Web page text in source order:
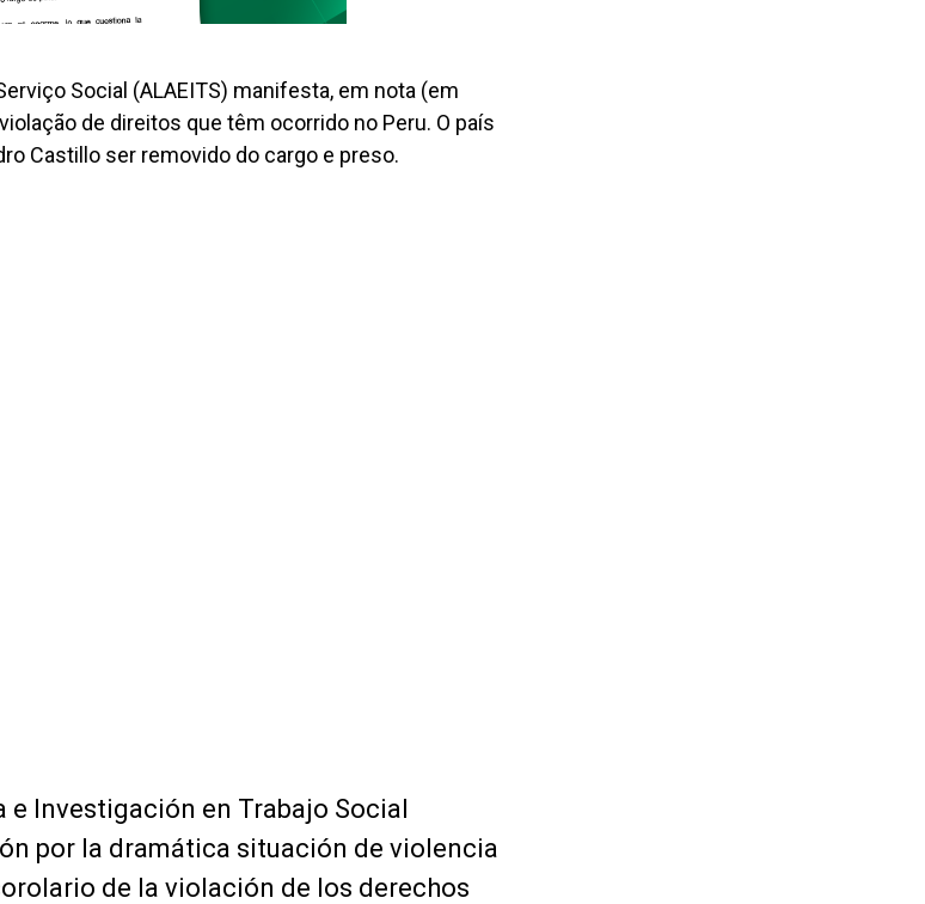
Social (ALAEITS) manifesta, em nota (em
de direitos que têm ocorrido no Peru. O país
Castillo ser removido do cargo e preso.
Investigación en Trabajo Social
por la dramática situación de violencia
de la violación de los derechos